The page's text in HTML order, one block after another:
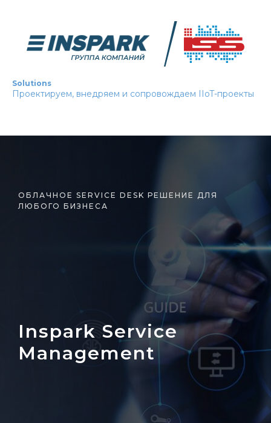
Solutions
Проектируем, внедряем и сопровождаем IIoT-проекты
Inspark Service
Management
ОБЛАЧНОЕ SERVICE DESK РЕШЕНИЕ ДЛЯ
ЛЮБОГО БИЗНЕСА